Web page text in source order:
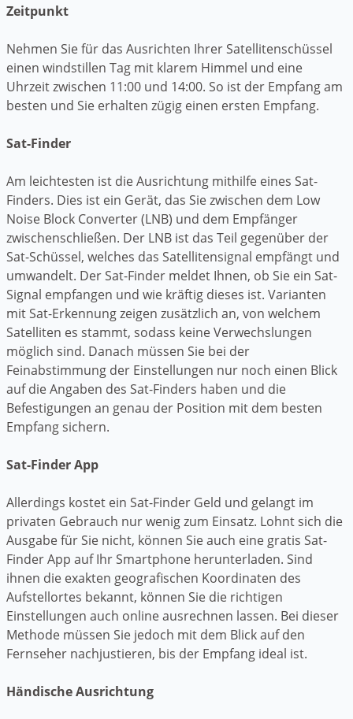
Zeitpunkt
Nehmen Sie für das Ausrichten Ihrer Satellitenschüssel
einen windstillen Tag mit klarem Himmel und eine
Uhrzeit zwischen 11:00 und 14:00. So ist der Empfang am
besten und Sie erhalten zügig einen ersten Empfang.
Sat-Finder
Am leichtesten ist die Ausrichtung mithilfe eines Sat-
Finders. Dies ist ein Gerät, das Sie zwischen dem Low
Noise Block Converter (LNB) und dem Empfänger
zwischenschließen. Der LNB ist das Teil gegenüber der
Sat-Schüssel, welches das Satellitensignal empfängt und
umwandelt. Der Sat-Finder meldet Ihnen, ob Sie ein Sat-
Signal empfangen und wie kräftig dieses ist. Varianten
mit Sat-Erkennung zeigen zusätzlich an, von welchem
Satelliten es stammt, sodass keine Verwechslungen
möglich sind. Danach müssen Sie bei der
Feinabstimmung der Einstellungen nur noch einen Blick
auf die Angaben des Sat-Finders haben und die
Befestigungen an genau der Position mit dem besten
Empfang sichern.
Sat-Finder App
Allerdings kostet ein Sat-Finder Geld und gelangt im
privaten Gebrauch nur wenig zum Einsatz. Lohnt sich die
Ausgabe für Sie nicht, können Sie auch eine gratis Sat-
Finder App auf Ihr Smartphone herunterladen. Sind
ihnen die exakten geografischen Koordinaten des
Aufstellortes bekannt, können Sie die richtigen
Einstellungen auch online ausrechnen lassen. Bei dieser
Methode müssen Sie jedoch mit dem Blick auf den
Fernseher nachjustieren, bis der Empfang ideal ist.
Händische Ausrichtung